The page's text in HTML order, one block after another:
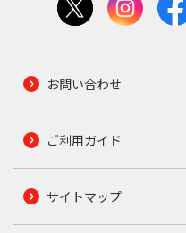
お問い合わせ
ご利用ガイド
サイトマップ